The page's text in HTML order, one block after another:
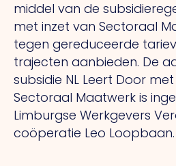
middel van de
met inzet van Sectoraal
tegen gereduceerde
trajecten aanbieden. De
subsidie NL Leert Door
Sectoraal Maatwerk is
Limburgse Werkgevers
coöperatie Leo Loopbaan.